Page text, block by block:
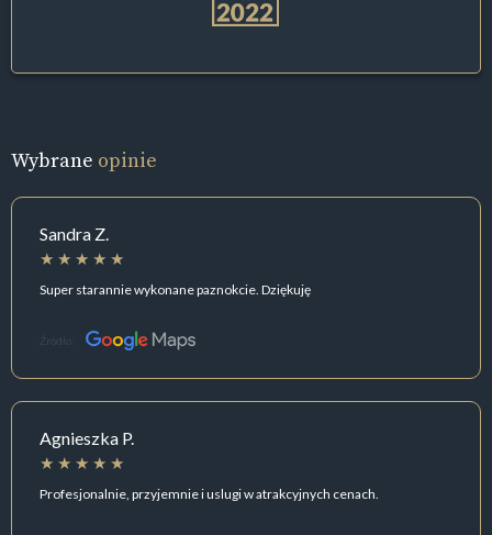
Wybrane opinie
Sandra Z.
Super starannie wykonane paznokcie. Dziękuję
Źródło:
Agnieszka P.
Profesjonalnie, przyjemnie i uslugi w atrakcyjnych cenach.